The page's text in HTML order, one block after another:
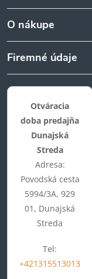
O nákupe
Firemné údaje
Otváracia
doba predajňa
Dunajská
Streda
Adresa:
Povodská cesta
5994/3A, 929
01, Dunajská
Streda
Tel:
+421315513013